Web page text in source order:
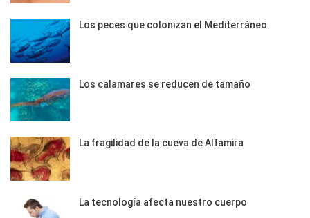
Los peces que colonizan el Mediterráneo
Los calamares se reducen de tamaño
La fragilidad de la cueva de Altamira
La tecnología afecta nuestro cuerpo